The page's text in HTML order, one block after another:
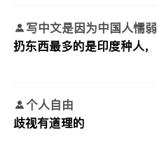
写中文是因为中国人懦弱
扔东西最多的是印度种人，
个人自由
歧视有道理的